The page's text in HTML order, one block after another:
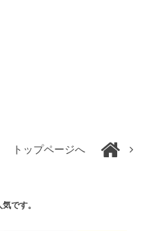
トップページへ
です。